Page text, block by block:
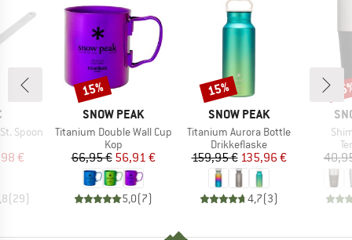
Spoon
pris
€
(29)
MÆRKE
SNOW PEAK
Artikel
Titanium Double Wall Cup
Produktgruppe
Kop
Pris
66,95 €Nedsat pris
56,91 €
5,0(7)
Rabat
15%
MÆRKE
SNOW PEAK
Artikel
Titanium Aurora Bottle
Produktgruppe
Drikkeflaske
Pris
159,95 €Nedsat pris
135,96 €
4,7(3)
Rabat
15%